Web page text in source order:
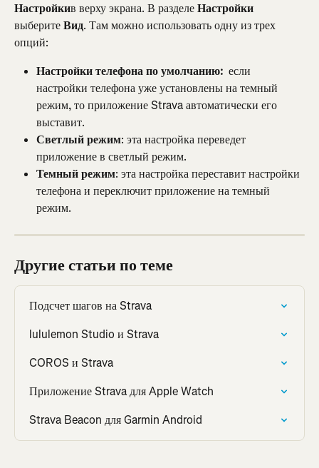
Настройкив верху экрана. В разделе Настройки
выберите Вид. Там можно использовать одну из трех
опций:
Настройки телефона по умолчанию: если
настройки телефона уже установлены на темный
режим, то приложение Strava автоматически его
выставит.
Светлый режим: эта настройка переведет
приложение в светлый режим.
Темный режим: эта настройка переставит настройки
телефона и переключит приложение на темный
режим.
Другие статьи по теме
Подсчет шагов на Strava
lululemon Studio и Strava
COROS и Strava
Приложение Strava для Apple Watch
Strava Beacon для Garmin Android